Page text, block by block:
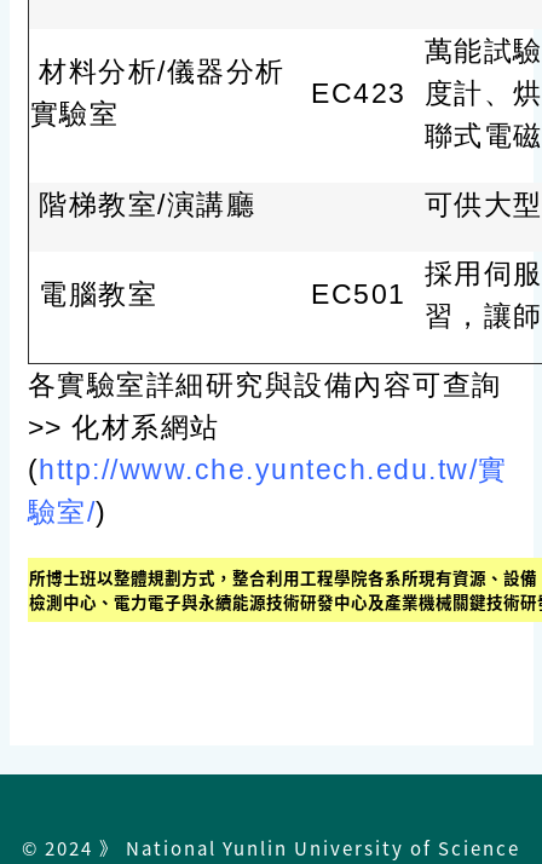
材料分析/儀器分析
實驗室
EC423
萬能試
度計、
聯式電
階梯教室/演講廳 可供大
電腦教室 EC501
採用伺
習，讓
各實驗室詳細研究與設備內容可查詢
>> 化材系網站
(http://www.che.yuntech.edu.tw/實
驗室/)
所博士班以整體規劃方式，整合利用工程學院各系所現有資源、設
檢測中心、電力電子與永續能源技術研發中心及產業機械關鍵技術
© 2024 》 National Yunlin University of Science